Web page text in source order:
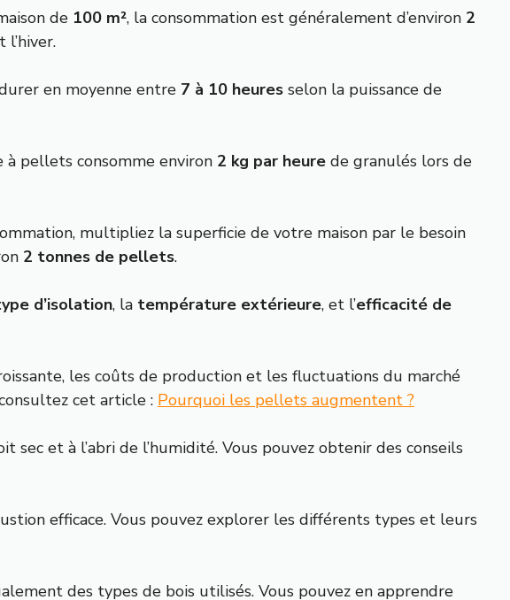
de 100 m², la consommation est généralement d’environ 2
en moyenne entre 7 à 10 heures selon la puissance de
pellets consomme environ 2 kg par heure de granulés lors de
multipliez la superficie de votre maison par le besoin
2 tonnes de pellets.
d’isolation, la température extérieure, et l’efficacité de
les coûts de production et les fluctuations du marché
cet article : Pourquoi les pellets augmentent ?
et à l’abri de l’humidité. Vous pouvez obtenir des conseils
efficace. Vous pouvez explorer les différents types et leurs
des types de bois utilisés. Vous pouvez en apprendre